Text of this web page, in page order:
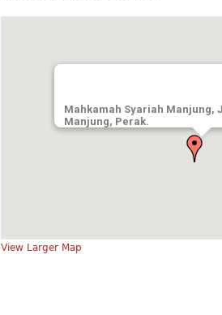
Mahkamah Syariah Manjung,
Manjung, Perak.
View Larger Map